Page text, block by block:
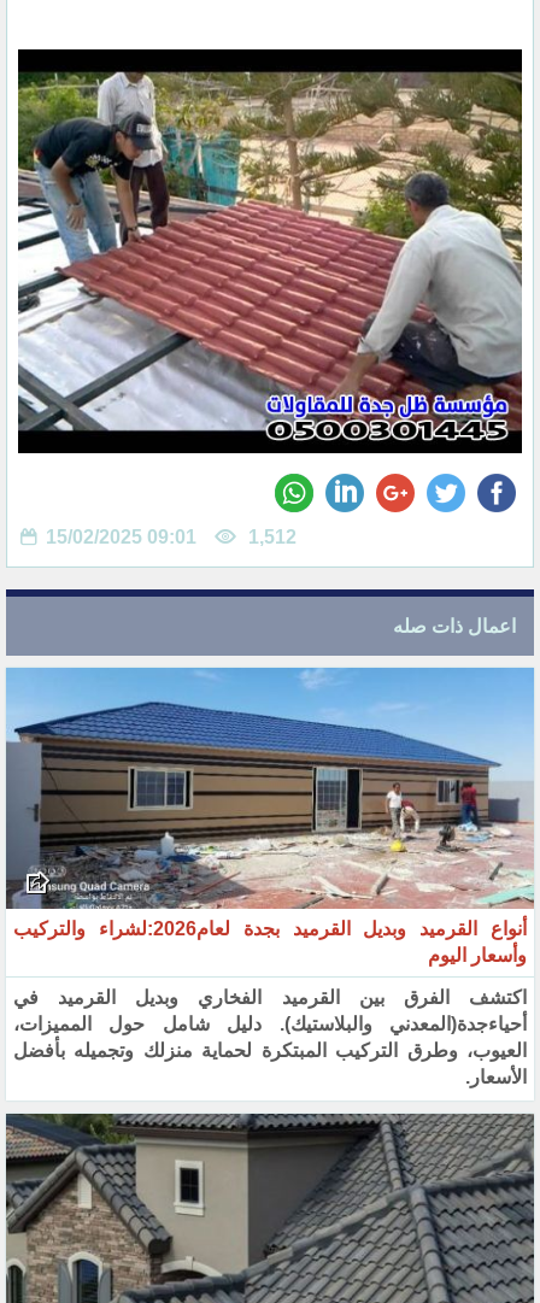
15/02/2025 09:01 1,512
اعمال ذات صله
أنواع القرميد وبديل القرميد بجدة لعام2026:لشراء والتركيب
وأسعار اليوم
اكتشف الفرق بين القرميد الفخاري وبديل القرميد في
أحياءجدة(المعدني والبلاستيك). دليل شامل حول المميزات،
العيوب، وطرق التركيب المبتكرة لحماية منزلك وتجميله بأفضل
الأسعار.